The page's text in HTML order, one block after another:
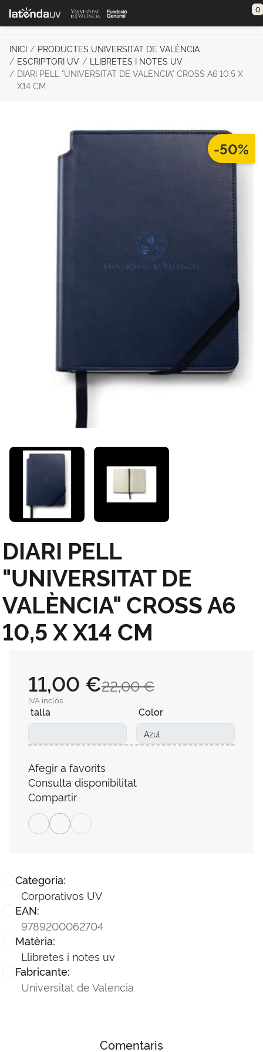
Saltar al contenido principal 0
INICI
PRODUCTES UNIVERSITAT DE VALÈNCIA
ESCRIPTORI UV
LLIBRETES I NOTES UV
DIARI PELL "UNIVERSITAT DE VALÈNCIA" CROSS A6 10,5 X
X14 CM
-50%
DIARI PELL
"UNIVERSITAT DE
VALÈNCIA" CROSS A6
10,5 X X14 CM
Categoria:
Corporativos UV
EAN:
9789200062704
Matèria:
Llibretes i notes uv
Fabricante:
Universitat de Valencia
22,00 €
11,00 €
IVA inclós
talla Color
Afegir a favorits
Consulta disponibilitat
Compartir
Comentaris